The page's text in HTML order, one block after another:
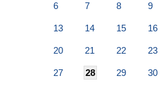
6 7 8 9
13 14 15 16
20 21 22 23
27 28 29 30